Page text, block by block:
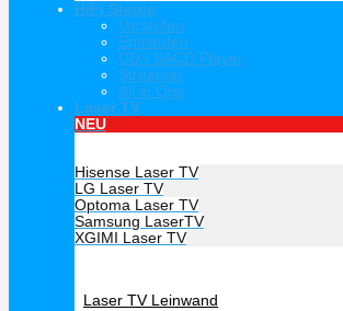
HiFi Stereo
Vorstufen
Endstufen
CD / SACD Player
Streamer
All in One
Laser TV
NEU
Hisense Laser TV
LG Laser TV
Optoma Laser TV
Samsung LaserTV
XGIMI Laser TV
Laser TV Leinwand